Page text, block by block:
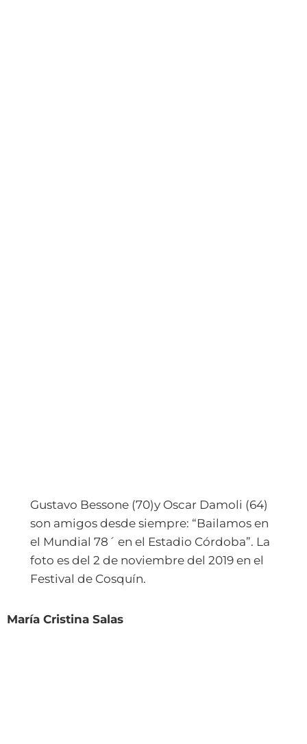
Gustavo Bessone (70)y Oscar Damoli (64)
son amigos desde siempre: “Bailamos en
el Mundial 78´ en el Estadio Córdoba”. La
foto es del 2 de noviembre del 2019 en el
Festival de Cosquín.
María Cristina Salas